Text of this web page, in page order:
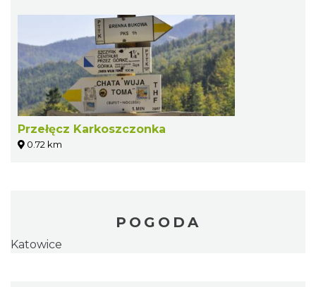
Przełęcz Karkoszczonka
0.72 km
POGODA
Katowice